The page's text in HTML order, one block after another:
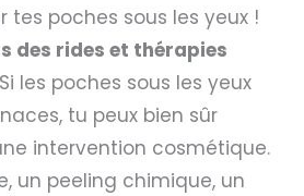
tes poches sous les yeux !
des rides et thérapies
Si les poches sous les yeux
tu peux bien sûr
intervention cosmétique.
un peeling chimique, un